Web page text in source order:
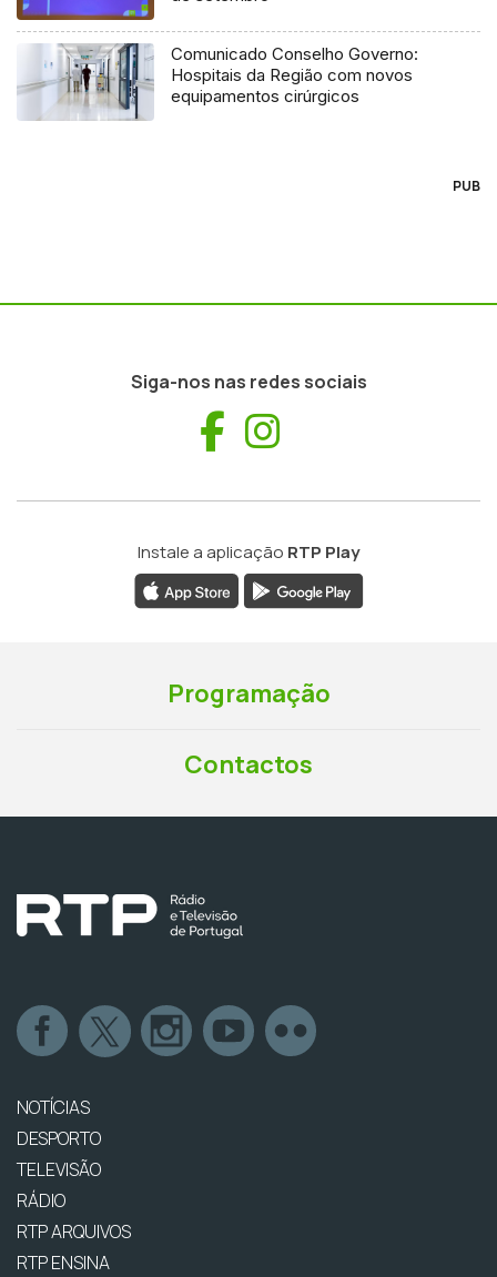
Comunicado Conselho Governo:
Hospitais da Região com novos
equipamentos cirúrgicos
PUB
Siga-nos nas redes sociais
Facebook
Instale a aplicação RTP Play
Programação
Contactos
NOTÍCIAS
DESPORTO
TELEVISÃO
RÁDIO
RTP ARQUIVOS
RTP ENSINA